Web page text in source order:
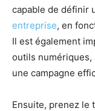
capable de définir
entreprise, en
Il est également
outils numériques,
une campagne
Ensuite, prenez le